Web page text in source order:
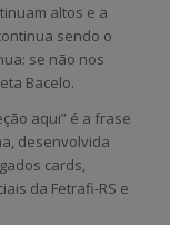
altos e a
sendo o
se não nos
Bacelo.
aqui” é a frase
desenvolvida
cards,
da Fetrafi-RS e